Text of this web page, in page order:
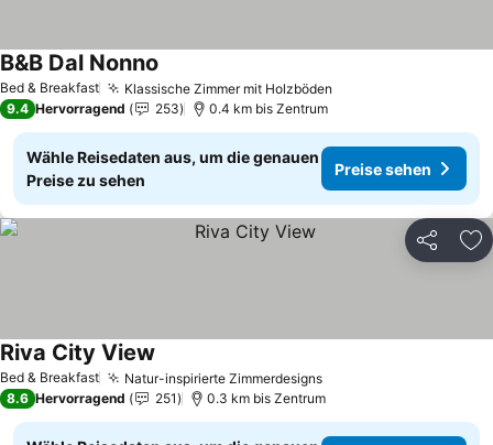
Bed & Breakfast Klassische Zimmer mit Holzböden
B&B Dal Nonno
9.4 Hervorragend 253 0.4 km bis Zentrum
Wähle Reisedaten aus, um die genauen
Preise zu sehen
Preise sehen
Teilen
Bed & Breakfast Natur-inspirierte ZimmerdesignsPreise sehen
Riva City View
8.6 Hervorragend 251 0.3 km bis Zentrum